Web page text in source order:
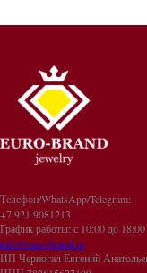
Телефон/WhatsApp/Telegram:
+7 921 9081213
График работы: с 10:00 до 18:00
info@euro-brand.ru
ИП Черногал Евгений